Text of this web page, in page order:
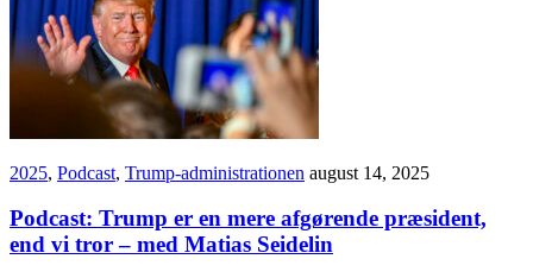
2025, Podcast, Trump-administrationen august 14, 2025
Podcast: Trump er en mere afgørende præsident,
end vi tror – med Matias Seidelin